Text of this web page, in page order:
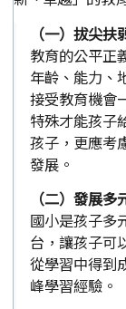
（一）拔尖
教育的公平正
年齡、能力、
接受教育機會
特殊才能孩子
孩子，更應考
發展。
（二）發展
國小是孩子多
台，讓孩子可
從學習中得到
峰學習經驗。